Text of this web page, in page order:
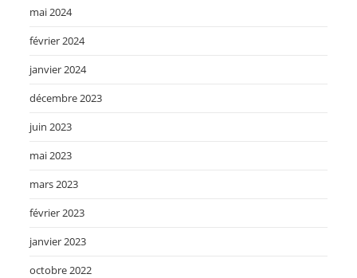
mai 2024
février 2024
janvier 2024
décembre 2023
juin 2023
mai 2023
mars 2023
février 2023
janvier 2023
octobre 2022